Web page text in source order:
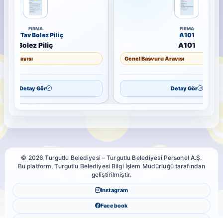
FIRMA
Ege Tav Bolez Piliç
Bolez Piliç
Arayışı
Detay Gör
FIRMA
A101
A101
Genel Başvuru Arayışı
Detay Gör
© 2026 Turgutlu Belediyesi – Turgutlu Belediyesi Personel A.Ş.
Bu platform, Turgutlu Belediyesi Bilgi İşlem Müdürlüğü tarafından
geliştirilmiştir.
Instagram
Facebook